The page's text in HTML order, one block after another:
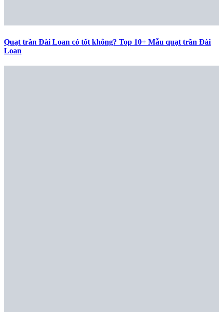
Quạt trần Đài Loan có tốt không? Top 10+ Mẫu quạt trần Đài
Loan